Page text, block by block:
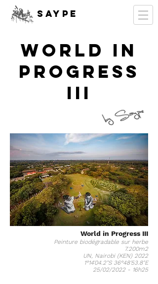
SAYPE
WORLD IN
PROGRESS
III
World in Progress III
Peinture biodégradable sur herbe
7.200m2
UN, Nairobi (KEN) 2022
1°14'04.2"S 36°48'53.8"E
25/02/2022 - 16h25